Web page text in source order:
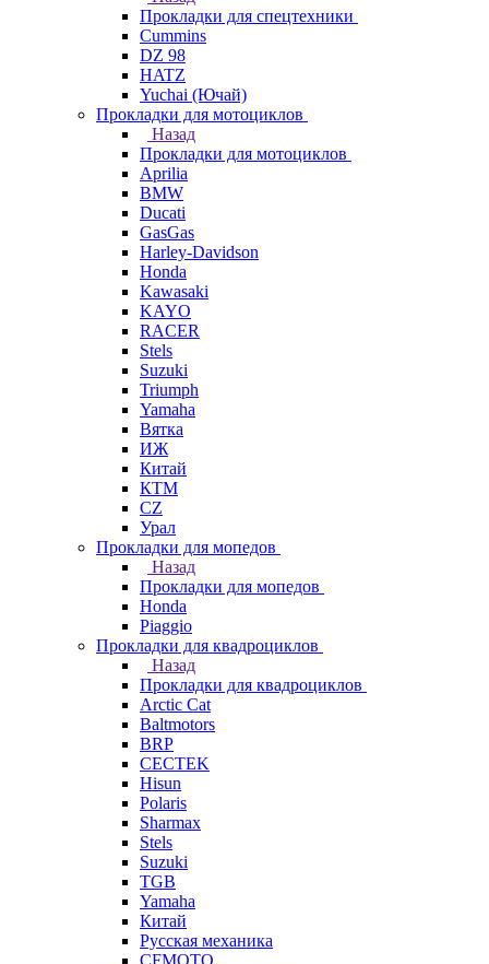
Прокладки для спецтехники
Cummins
DZ 98
HATZ
Yuchai (Ючай)
Прокладки для мотоциклов
Назад
Прокладки для мотоциклов
Aprilia
BMW
Ducati
GasGas
Harley-Davidson
Honda
Kawasaki
KAYO
RACER
Stels
Suzuki
Triumph
Yamaha
Вятка
ИЖ
Китай
КТМ
СZ
Урал
Прокладки для мопедов
Назад
Прокладки для мопедов
Honda
Piaggio
Прокладки для квадроциклов
Назад
Прокладки для квадроциклов
Arctic Cat
Baltmotors
BRP
CECTEK
Hisun
Polaris
Sharmax
Stels
Suzuki
TGB
Yamaha
Китай
Русская механика
СFMOTO